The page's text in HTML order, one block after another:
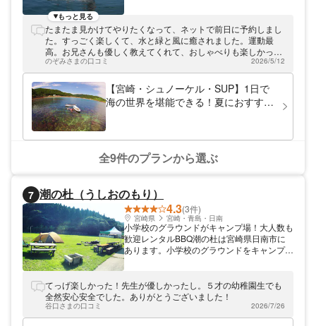
けた子どものころを思い出しながら、海や清
流を旅しましょう。大きなサーフボードを使
用するので、安定感も浮力もバッチリ。初心
者に最適のツアーなので、安心してお越しく
ださいね。
もっと見る
たまたま見かけてやりたくなって、ネットで前日に予約しまし
た。すっごく楽しくて、水と緑と風に癒されました。運動最
高。お兄さんも優しく教えてくれて、おしゃべりも楽しかった
です。おすすめです！
のぞみさまの口コミ 2026/5/12
【宮崎・シュノーケル・SUP】1日で
海の世界を堪能できる！夏におすすめ
全9件のプランから選ぶ
7 潮の杜（うしおのもり）
4.3(3件)
宮崎県 宮崎・青島・日南
小学校のグラウンドがキャンプ場！大人数も
歓迎レンタルBBQ潮の杜は宮崎県日南市に
あります。小学校のグラウンドをキャンプ場
お使いいただけます。50名様以上のBBQも
大歓迎！大自然の中、広々とした空間で
てっげ楽しかった！先生が優しかったし。５才の幼稚園生でも
全然安心安全でした。ありがとうございました！
谷口さまの口コミ 2026/7/26